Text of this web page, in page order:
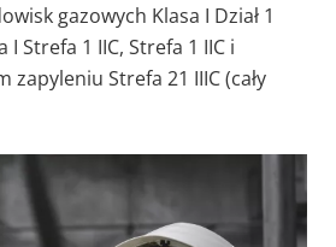
gazowych Klasa I Dział 1
I Strefa 1 IIC, Strefa 1 IIC i
Strefa 21 IIIC (cały